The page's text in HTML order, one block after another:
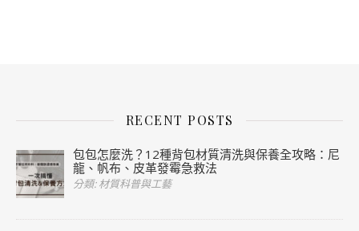
RECENT POSTS
包包怎麼洗？12種背包材質清洗與保養全攻略：尼
龍、帆布、皮革發霉急救法
分類: 材質科普與工藝